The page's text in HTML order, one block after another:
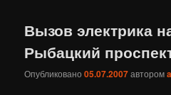
Вызов электрика
Рыбацкий
Опубликовано05.07.2007автором